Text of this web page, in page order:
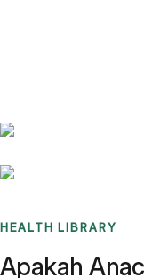
HEALTH LIBRARY
Apakah